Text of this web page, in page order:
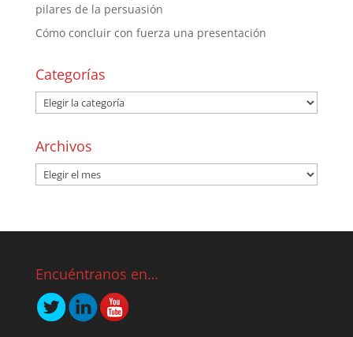
pilares de la persuasión
Cómo concluir con fuerza una presentación
Categorías
Archivos
Encuéntranos en…